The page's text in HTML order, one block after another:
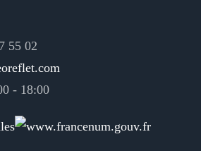
55 02
- 18:00